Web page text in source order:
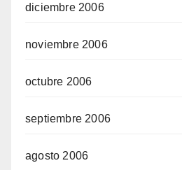
diciembre 2006
noviembre 2006
octubre 2006
septiembre 2006
agosto 2006